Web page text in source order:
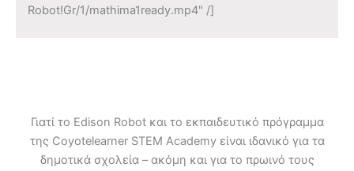
Robot!Gr/1/mathima1ready.mp4" /]
Γιατί το Edison Robot και το εκπαιδευτικό πρόγραμμα
της Coyotelearner STEM Academy είναι ιδανικό για τα
δημοτικά σχολεία – ακόμη και για το πρωινό τους